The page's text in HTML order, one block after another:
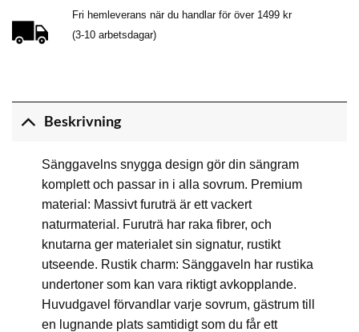
Fri hemleverans när du handlar för över 1499 kr
(3-10 arbetsdagar)
Beskrivning
Sänggavelns snygga design gör din sängram
komplett och passar in i alla sovrum. Premium
material: Massivt furuträ är ett vackert
naturmaterial. Furuträ har raka fibrer, och
knutarna ger materialet sin signatur, rustikt
utseende. Rustik charm: Sänggaveln har rustika
undertoner som kan vara riktigt avkopplande.
Huvudgavel förvandlar varje sovrum, gästrum till
en lugnande plats samtidigt som du får ett